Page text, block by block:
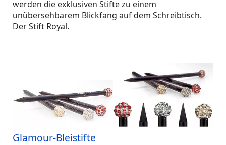
werden die exklusiven Stifte zu einem
unübersehbarem Blickfang auf dem Schreibtisch.
Der Stift Royal.
Glamour-Bleistifte